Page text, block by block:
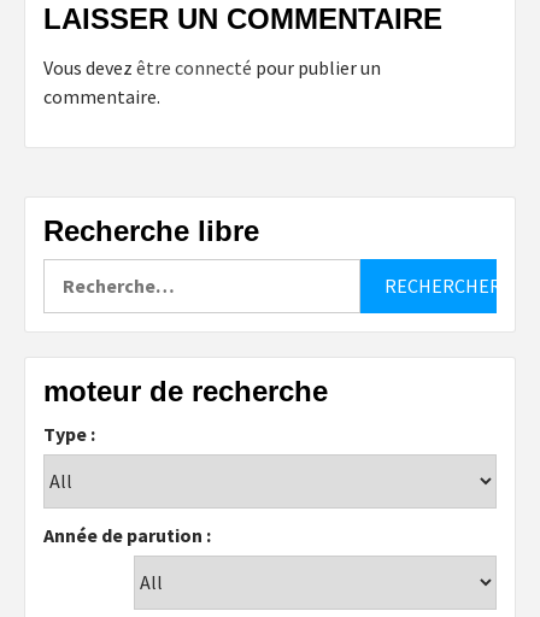
LAISSER UN COMMENTAIRE
Vous devez être connecté pour publier un
commentaire.
Recherche libre
moteur de recherche
Type :
Année de parution :